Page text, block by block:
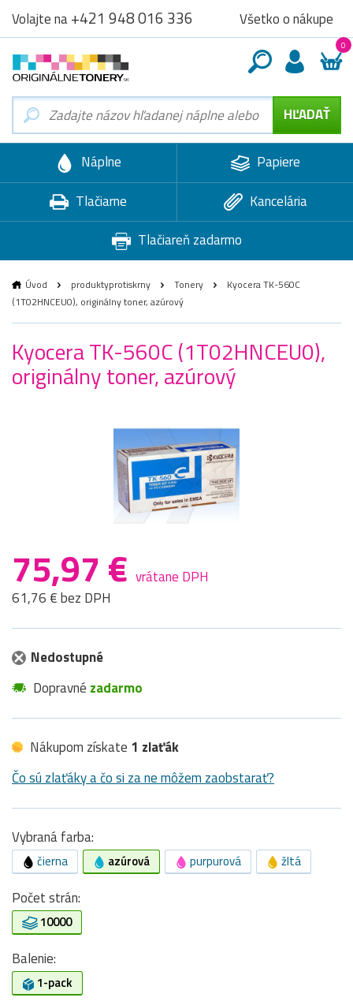
Volajte na+421 948 016 336 Všetko o nákupe
0
Náplne
Papiere
Tlačiarne
Kancelária
Tlačiareň zadarmo
Úvod produktyprotiskrny Tonery
Kyocera TK-560C
(1T02HNCEU0), originálny toner, azúrový
Kyocera TK-560C (1T02HNCEU0),
originálny toner, azúrový
75,97 € vrátane DPH
61,76 € bez DPH
Nedostupné
Dopravné zadarmo
Nákupom získate 1 zlaťák
Čo sú zlaťáky a čo si za ne môžem zaobstarať?
Vybraná farba:
čierna azúrová purpurová žltá
Počet strán:
10000
Balenie:
1-pack